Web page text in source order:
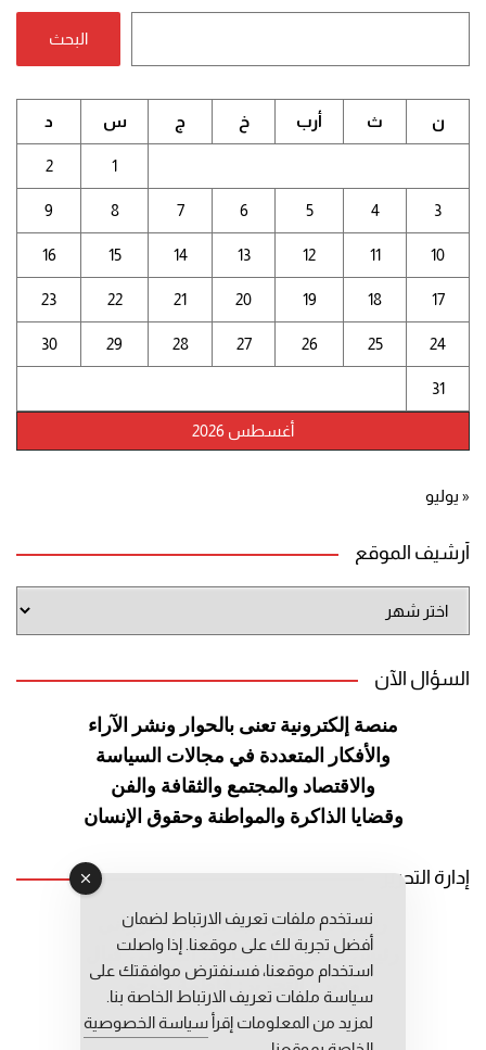
البحث
أغسطس 2026
ن ث أرب خ ج س د
1
2
3
4
5
6
7
8
9
10
11
12
13
14
15
16
17
18
19
20
21
22
23
24
25
26
27
28
29
30
31
« يوليو
أرشيف الموقع
الموقع
السؤال الآن
منصة إلكترونية تعنى بالحوار ونشر الآراء
والأفكار المتعددة في مجالات السياسة
والاقتصاد والمجتمع والثقافة والفن
وقضايا الذاكرة والمواطنة وحقوق الإنسان
إدارة التحرير
رئيس التحرير: عبد الرحيم التوراني
رئيس التحرير المساعد: المعطي قبال
مديرة التحرير: فاطمة حوحو
نستخدم ملفات تعريف الارتباط لضمان
أفضل تجربة لك على موقعنا. إذا واصلت
استخدام موقعنا، فسنفترض موافقتك على
سياسة ملفات تعريف الارتباط الخاصة بنا.
لمزيد من المعلومات إقرأ سياسة الخصوصية